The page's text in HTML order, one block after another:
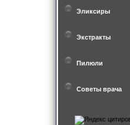
Эликсиры
Экстракты
Пилюли
Советы врача